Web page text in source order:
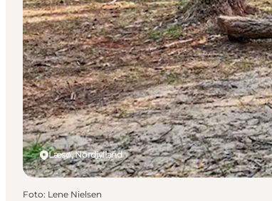
Læsø, Nordjylland
Foto: Lene Nielsen